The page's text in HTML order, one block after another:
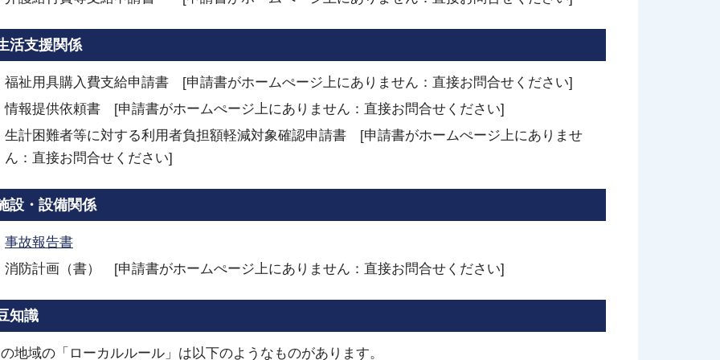
活支援関係
福祉用具購入費支給申請書 [申請書がホームぺージ上にありません：直接お問合せください]
情報提供依頼書 [申請書がホームぺージ上にありません：直接お問合せください]
生計困難者等に対する利用者負担額軽減対象確認申請書 [申請書がホームぺージ上にありませ
ん：直接お問合せください]
設・設備関係
事故報告書
消防計画（書） [申請書がホームぺージ上にありません：直接お問合せください]
知識
地域の「ローカルルール」は以下のようなものがあります。